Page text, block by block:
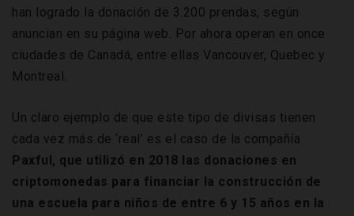
han logrado la donación de 3.200 prendas, según
anuncian en su página web. Por ahora operan en once
ciudades de Canadá, entre ellas Vancouver, Quebec y
Montreal.
Un claro ejemplo de que este tipo de divisas tienen
cada vez más de ‘real’ es el caso de la compañía
Paxful, que utilizó en 2018 las donaciones en
criptomonedas para financiar la construcción de
una escuela para niños de entre 6 y 15 años en la